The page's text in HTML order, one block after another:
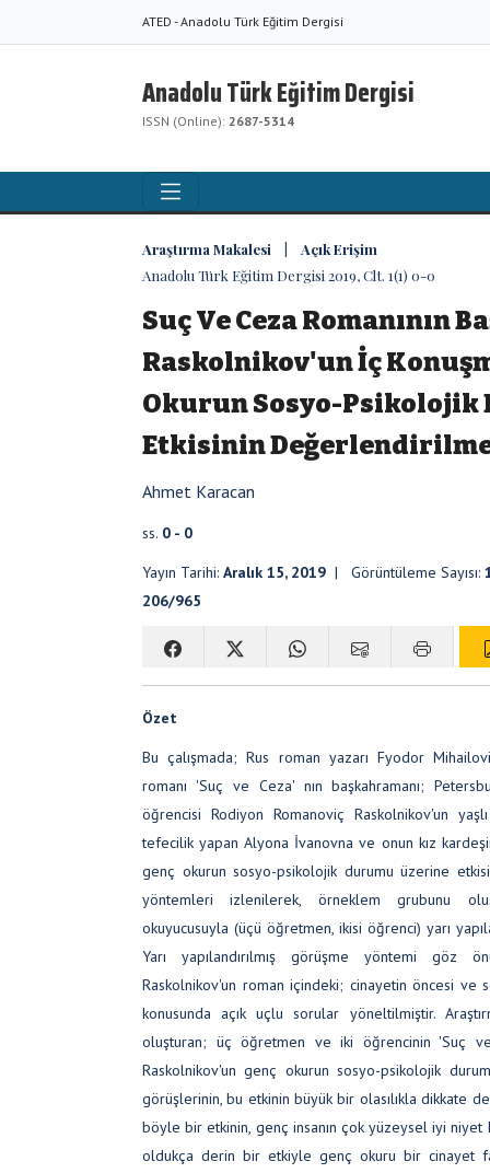
ATED - Anadolu Türk Eğitim Dergisi
Anadolu Türk Eğitim Dergisi
ISSN (Online): 2687-5314
Araştırma Makalesi | Açık Erişim
Anadolu Türk Eğitim Dergisi 2019, Clt. 1(1) 0-0
Suç Ve Ceza Romanının
Raskolnikov'un İç
Okurun Sosyo-Psikolojik
Etkisinin
Ahmet Karacan
ss. 0 - 0
Yayın Tarihi: Aralık 15, 2019 | Görüntüleme Sayısı:
206/965
Özet
Bu çalışmada; Rus roman yazarı Fyodor
romanı 'Suç ve Ceza' nın başkahramanı;
öğrencisi Rodiyon Romanoviç Raskolnikov'un
tefecilik yapan Alyona İvanovna ve onun kız
genç okurun sosyo-psikolojik durumu üzerine etkisi
yöntemleri izlenilerek, örneklem grubunu
okuyucusuyla (üçü öğretmen, ikisi öğrenci) yarı
Yarı yapılandırılmış görüşme yöntemi göz
Raskolnikov'un roman içindeki; cinayetin öncesi ve
konusunda açık uçlu sorular yöneltilmiştir.
oluşturan; üç öğretmen ve iki öğrencinin 'Suç ve
Raskolnikov'un genç okurun sosyo-psikolojik
görüşlerinin, bu etkinin büyük bir olasılıkla dikkate
böyle bir etkinin, genç insanın çok yüzeysel iyi
oldukça derin bir etkiyle genç okuru bir cinayet